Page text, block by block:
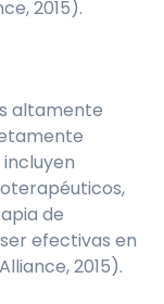
2015).
altamente
de
efectivas en
2015).